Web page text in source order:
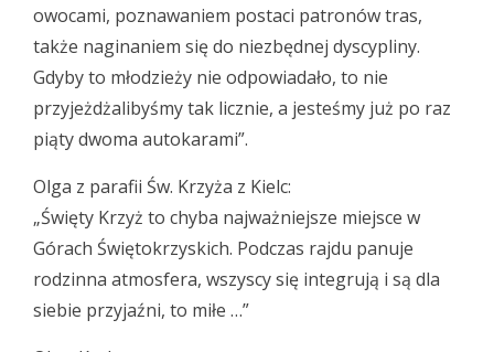
owocami, poznawaniem postaci patronów tras,
także naginaniem się do niezbędnej dyscypliny.
Gdyby to młodzieży nie odpowiadało, to nie
przyjeżdżalibyśmy tak licznie, a jesteśmy już po raz
piąty dwoma autokarami”.
Olga z parafii Św. Krzyża z Kielc:
„Święty Krzyż to chyba najważniejsze miejsce w
Górach Świętokrzyskich. Podczas rajdu panuje
rodzinna atmosfera, wszyscy się integrują i są dla
siebie przyjaźni, to miłe …”